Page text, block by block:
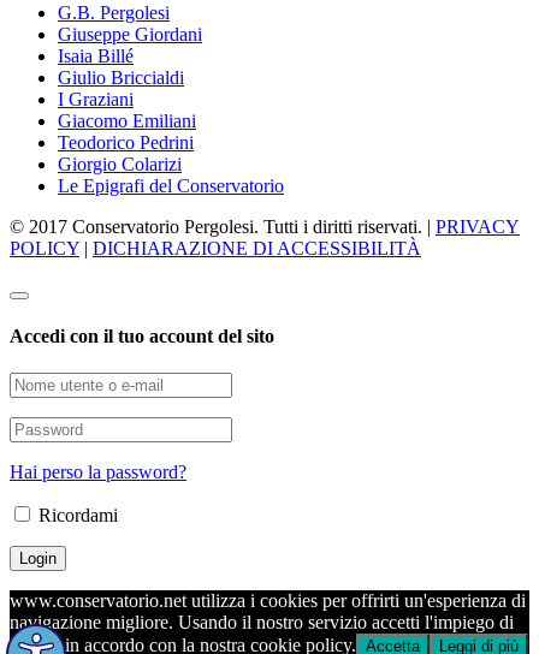
G.B. Pergolesi
Giuseppe Giordani
Isaia Billé
Giulio Briccialdi
I Graziani
Giacomo Emiliani
Teodorico Pedrini
Giorgio Colarizi
Le Epigrafi del Conservatorio
© 2017 Conservatorio Pergolesi. Tutti i diritti riservati. | PRIVACY
POLICY | DICHIARAZIONE DI ACCESSIBILITÀ
Accedi con il tuo account del sito
Hai perso la password?
Ricordami
www.conservatorio.net utilizza i cookies per offrirti un'esperienza di
navigazione migliore. Usando il nostro servizio accetti l'impiego di
cookie in accordo con la nostra cookie policy. Accetta Leggi di più